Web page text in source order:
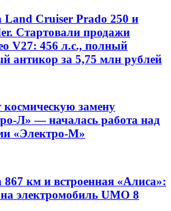
Land Cruiser Prado 250 и
Стартовали продажи
V27: 456 л.с., полный
антикор за 5,75 млн рублей
космическую замену
Л» — началась работа над
«Электро-М»
867 км и встроенная «Алиса»:
электромобиль UMO 8